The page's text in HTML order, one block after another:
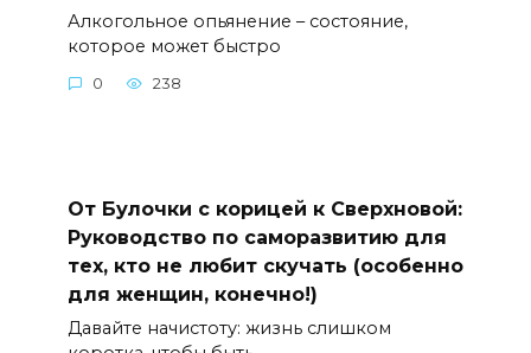
Алкогольное опьянение – состояние,
которое может быстро
0 238
От Булочки с корицей к Сверхновой:
Руководство по саморазвитию для
тех, кто не любит скучать (особенно
для женщин, конечно!)
Давайте начистоту: жизнь слишком